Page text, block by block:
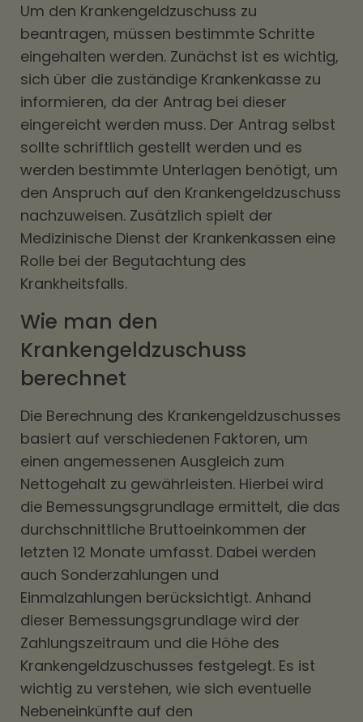
Um den Krankengeldzuschuss zu
beantragen, müssen bestimmte Schritte
eingehalten werden. Zunächst ist es wichtig,
sich über die zuständige Krankenkasse zu
informieren, da der Antrag bei dieser
eingereicht werden muss. Der Antrag selbst
sollte schriftlich gestellt werden und es
werden bestimmte Unterlagen benötigt, um
den Anspruch auf den Krankengeldzuschuss
nachzuweisen. Zusätzlich spielt der
Medizinische Dienst der Krankenkassen eine
Rolle bei der Begutachtung des
Krankheitsfalls.
Wie man den
Krankengeldzuschuss
berechnet
Die Berechnung des Krankengeldzuschusses
basiert auf verschiedenen Faktoren, um
einen angemessenen Ausgleich zum
Nettogehalt zu gewährleisten. Hierbei wird
die Bemessungsgrundlage ermittelt, die das
durchschnittliche Bruttoeinkommen der
letzten 12 Monate umfasst. Dabei werden
auch Sonderzahlungen und
Einmalzahlungen berücksichtigt. Anhand
dieser Bemessungsgrundlage wird der
Zahlungszeitraum und die Höhe des
Krankengeldzuschusses festgelegt. Es ist
wichtig zu verstehen, wie sich eventuelle
Nebeneinkünfte auf den